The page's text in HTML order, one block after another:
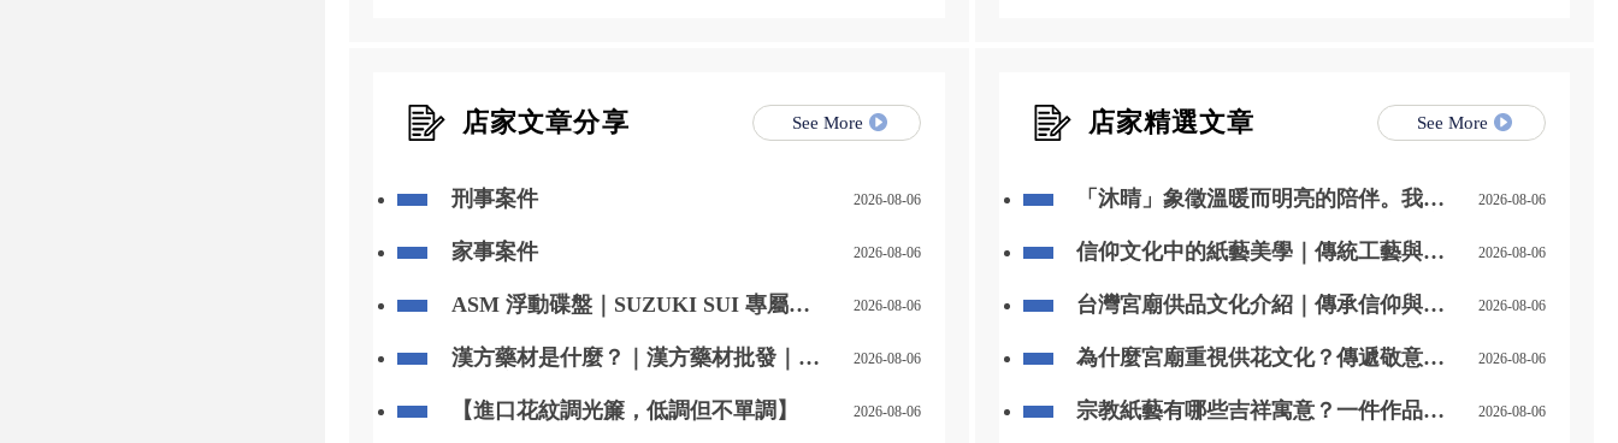
店家文章分享 See More
刑事案件 2026-08-06
家事案件 2026-08-06
ASM 浮動碟盤｜SUZUKI SUI 專屬制
2026-08-06
漢方藥材是什麼？｜漢方藥材批發｜漢
2026-08-06
【進口花紋調光簾，低調但不單調】 2026-08-06
店家精選文章 See More
「沐晴」象徵溫暖而明亮的陪伴。我們
間
2026-08-06
信仰文化中的紙藝美學｜傳統工藝與藝
2026-08-06
台灣宮廟供品文化介紹｜傳承信仰與敬
2026-08-06
為什麼宮廟重視供花文化？傳遞敬意與
2026-08-06
宗教紙藝有哪些吉祥寓意？一件作品，
2026-08-06